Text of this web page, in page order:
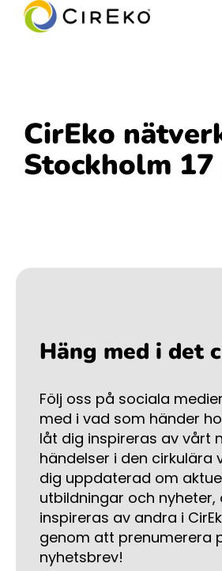
CirEko
Stockholm 17
Häng med i det
Följ oss på sociala
med i vad som händer
låt dig inspireras av vårt
händelser i den cirkulära
dig uppdaterad om
utbildningar och nyheter,
inspireras av andra i
genom att prenumerera
nyhetsbrev!